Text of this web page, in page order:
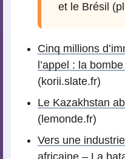
et le Brésil
Cinq millions
l’appel : la
(korii.slate.fr)
Le Kazakhstan
(lemonde.fr)
Vers une